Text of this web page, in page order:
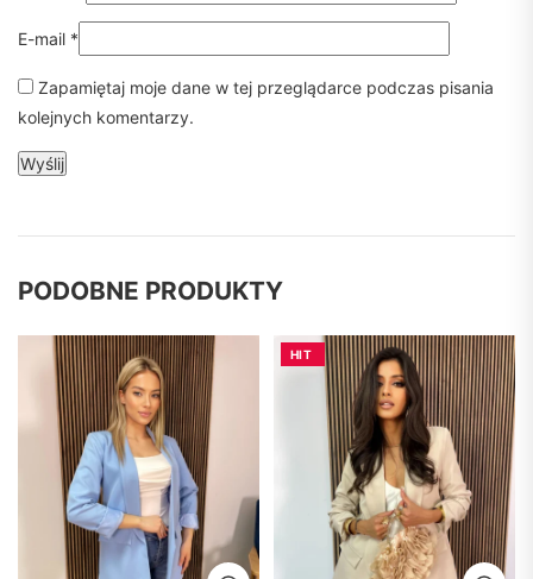
E-mail *
Zapamiętaj moje dane w tej przeglądarce podczas pisania
kolejnych komentarzy.
PODOBNE PRODUKTY